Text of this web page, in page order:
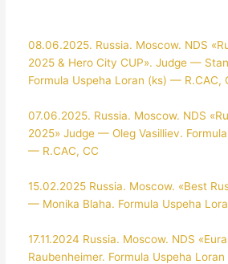
08.06.2025. Russia. Moscow. NDS
2025 & Hero City CUP». Judge —
Formula Uspeha Loran (ks) — R.CAC,
07.06.2025. Russia. Moscow. NDS
2025» Judge — Oleg Vasilliev.
— R.CAC, CC
15.02.2025 Russia. Moscow. «Best
— Monika Blaha. Formula Uspeha
17.11.2024 Russia. Moscow. NDS
Raubenheimer. Formula Uspeha